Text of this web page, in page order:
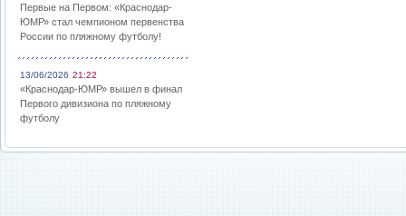
Первые на Первом: «Краснодар-
ЮМР» стал чемпионом первенства
России по пляжному футболу!
13/06/2026 21:22
«Краснодар-ЮМР» вышел в финал
Первого дивизиона по пляжному
футболу